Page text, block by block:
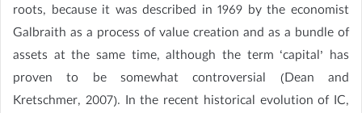
roots, because it was described in 1969 by the economist
Galbraith as a process of value creation and as a bundle of
assets at the same time, although the term ‘capital’ has
proven to be somewhat controversial (Dean and
Kretschmer, 2007). In the recent historical evolution of IC,